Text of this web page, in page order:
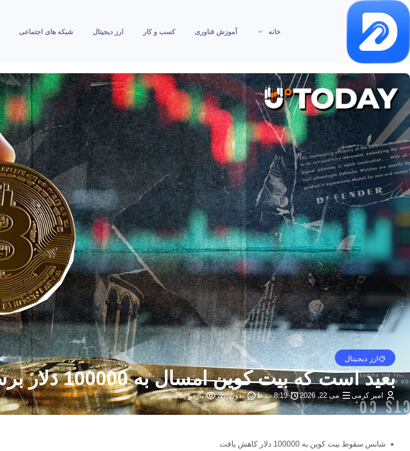
خانه آموزش فناوری کسب و کار ارز دیجیتال شبکه های اجتماعی
ارز دیجیتال
بعید است که بیت کوین امسال به 100000 دلار برسد: Kalshi – U.Today
امیر کرمی می 22, 2026 8:19 ب.ظ بدون نظر بازدید: 25
شانس سقوط بیت کوین به 100000 دلار کاهش یافت